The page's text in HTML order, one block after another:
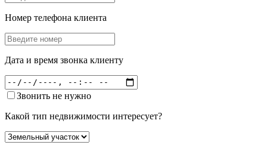
Номер телефона клиента
Дата и время звонка клиенту
Звонить не нужно
Какой тип недвижимости интересует?